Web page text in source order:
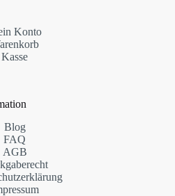
Konto
Kasse
Blog
FAQ
AGB